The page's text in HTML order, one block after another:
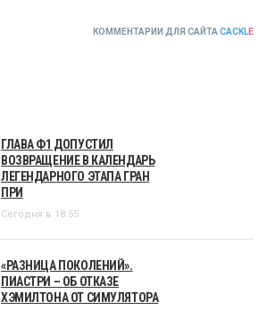
КОММЕНТАРИИ ДЛЯ САЙТА CACKLE
ГЛАВА Ф1 ДОПУСТИЛ
ВОЗВРАЩЕНИЕ В КАЛЕНДАРЬ
ЛЕГЕНДАРНОГО ЭТАПА ГРАН
ПРИ
Сегодня в 18:55
«РАЗНИЦА ПОКОЛЕНИЙ».
ПИАСТРИ – ОБ ОТКАЗЕ
ХЭМИЛТОНА ОТ СИМУЛЯТОРА